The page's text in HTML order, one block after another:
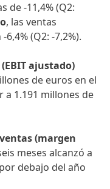
de -11,4% (Q2:
, las ventas
(Q2: -7,2%).
(EBIT ajustado)
de euros en el
1.191 millones de
(margen
meses alcanzó a
debajo del año